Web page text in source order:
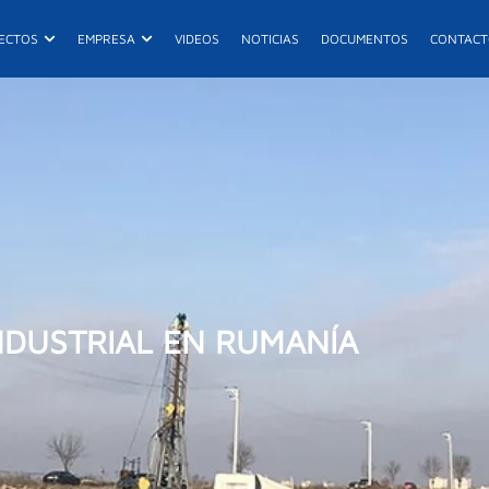
Abrir Proyectos
EMPRESA Abrir Empresa
VIDEOS NOTICIAS DOCUMENTOS
EN RUMANÍA